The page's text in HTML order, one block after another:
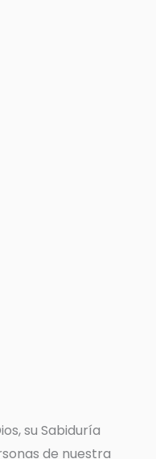
su Sabiduría
de nuestra